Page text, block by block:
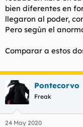
bien diferentes en
llegaron al poder,
Pero según el
Comparar a estos
Pontecorvo
Freak
24 May 2020